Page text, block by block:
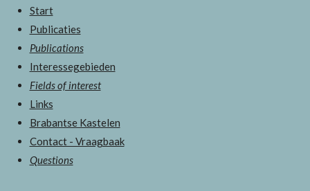
Start
Publicaties
Publications
Interessegebieden
Fields of interest
Links
Brabantse Kastelen
Contact - Vraagbaak
Questions